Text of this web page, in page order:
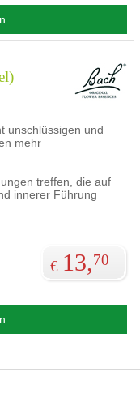
unschlüssigen und
mehr
treffen, die auf
innerer Führung
€ 13,70